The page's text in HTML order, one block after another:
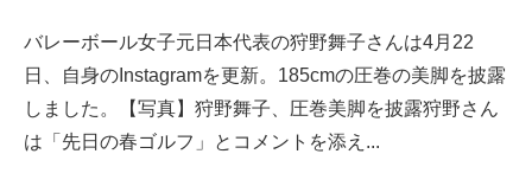
バレーボール女子元日本代表の狩野舞子さんは4月22
日、自身のInstagramを更新。185cmの圧巻の美脚を披露
しました。【写真】狩野舞子、圧巻美脚を披露狩野さん
は「先日の春ゴルフ」とコメントを添え...